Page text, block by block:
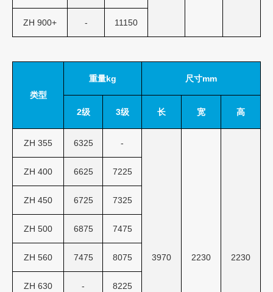
ZH 900+ - 11150
类型
重量kg 尺寸mm
2级 3级 长 宽 高
ZH 355 6325 -
3970 2230 2230
ZH 400 6625 7225
ZH 450 6725 7325
ZH 500 6875 7475
ZH 560 7475 8075
ZH 630 - 8225